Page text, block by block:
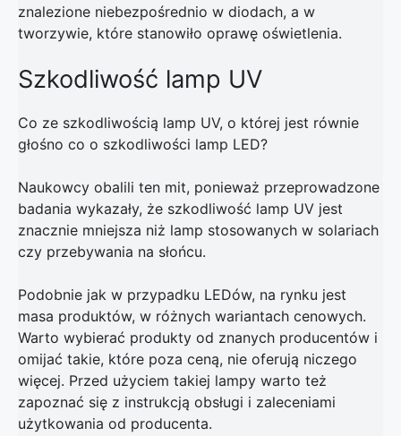
znalezione niebezpośrednio w diodach, a w
tworzywie, które stanowiło oprawę oświetlenia.
Szkodliwość lamp UV
Co ze szkodliwością lamp UV, o której jest równie
głośno co o szkodliwości lamp LED?
Naukowcy obalili ten mit, ponieważ przeprowadzone
badania wykazały, że szkodliwość lamp UV jest
znacznie mniejsza niż lamp stosowanych w solariach
czy przebywania na słońcu.
Podobnie jak w przypadku LEDów, na rynku jest
masa produktów, w różnych wariantach cenowych.
Warto wybierać produkty od znanych producentów i
omijać takie, które poza ceną, nie oferują niczego
więcej. Przed użyciem takiej lampy warto też
zapoznać się z instrukcją obsługi i zaleceniami
użytkowania od producenta.